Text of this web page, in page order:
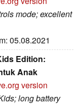
mode; excellent
05.08.2021
Edition:
Anak
version
long battery